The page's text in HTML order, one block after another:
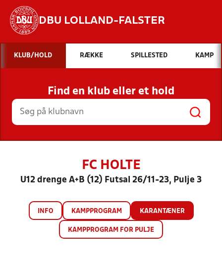
DBU LOLLAND-FALSTER
Hvad vil du søge efter?
INDHOLD OG NYHEDER
STILLINGER, RESULTATER, KLUBBER OG
HOLD
KLUB/HOLD RÆKKE SPILLESTED KAMP
Find en klub eller et hold
FC HOLTE
U12 drenge A+B (12) Futsal 26/11-23, Pulje 3
INFO KAMPPROGRAM KARANTÆNER
KAMPPROGRAM FOR PULJE